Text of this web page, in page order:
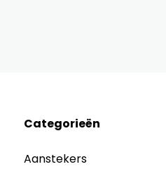
Categorieën
Aanstekers